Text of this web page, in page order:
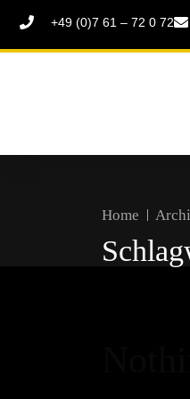
+49 (0)7 61 – 72 0 72
Home